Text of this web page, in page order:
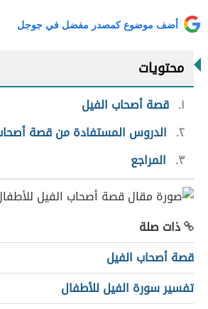
أضف موضوع كمصدر مفضل في جوجل
محتويات
١ قصة أصحاب الفيل
٢ الدروس المستفادة من قصة
٣
المراجع
ذات صلة
قصة أصحاب الفيل
تفسير سورة الفيل للأطفال